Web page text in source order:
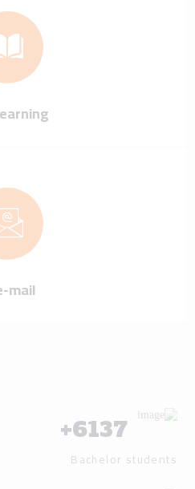
mail
6137
+
Bachelor students